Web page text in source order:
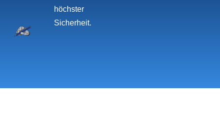
höchster
Sicherheit.